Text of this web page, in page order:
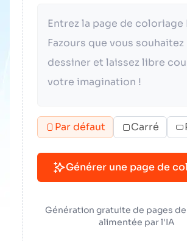
Par défaut Carré
Générer une page de
Génération gratuite de pages
alimentée par l'IA